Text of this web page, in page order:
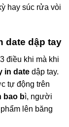
hay súc rửa vòi
date dập tay
điều khi mà khi
in date dập tay.
tự động trên
bao bì, người
lên băng